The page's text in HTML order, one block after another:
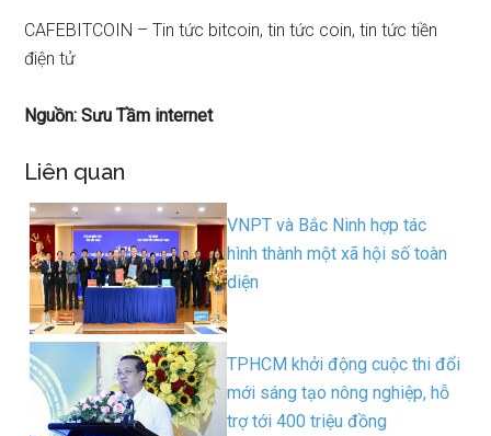
CAFEBITCOIN – Tin tức bitcoin, tin tức coin, tin tức tiền
điện tử
Nguồn: Sưu Tầm internet
Liên quan
VNPT và Bắc Ninh hợp tác
hình thành một xã hội số toàn
diện
TPHCM khởi động cuộc thi đổi
mới sáng tạo nông nghiệp, hỗ
trợ tới 400 triệu đồng